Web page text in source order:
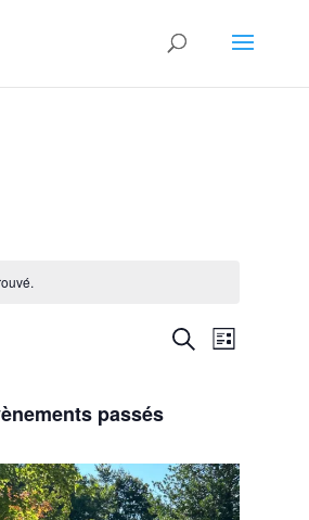
Recherche
Recherche
de
Liste
passés